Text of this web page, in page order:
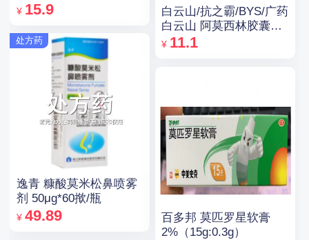
¥ 15.9
处方药
逸青 糠酸莫米松鼻喷雾
剂 50μg*60揿/瓶
¥ 49.89
白云山/抗之霸/BYS/广药
白云山 阿莫西林胶囊
0.25g*10粒*5板
¥ 11.1
百多邦 莫匹罗星软膏
2%（15g:0.3g）